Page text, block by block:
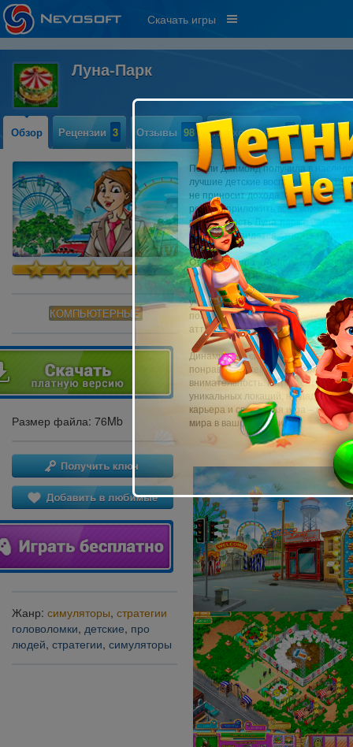
Скачать игры
Луна-Парк
Обзор Рецензии 3 Отзывы 98 Прохождение 2
КОМПЬЮТЕРНЫЕ
Размер файла: 76Mb
Жанр: симуляторы, стратегии
головоломки, детские, про
людей, стратегии, симуляторы
Полли Даймонд получила в
лучшие детские воспоминания.
не приносит дохода. Но Полли не
решает приложить все свои
популярность Луна-парка. Вам
этого вам придется строить и
Отличная игра «Луна-парк»
взять на себя нелегкую задачу
различных аттракционов. Так же
участки под строительство
получения прибыли и
аттракционы, и тогда прибыль от
Динамичный симулятор
понравится всем любителям
внимательность. Пятьдесят
уникальных локаций, не дадут вам
карьера и свободная игра – внесут
мира в ваши действия.